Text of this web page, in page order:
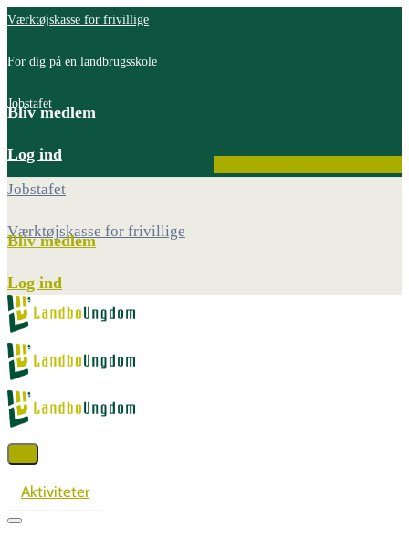
Værktøjskasse for frivillige
For dig på en landbrugsskole
Jobstafet
Bliv medlem
Log ind
Jobstafet
Værktøjskasse for frivillige
Bliv medlem
Log ind
Aktiviteter